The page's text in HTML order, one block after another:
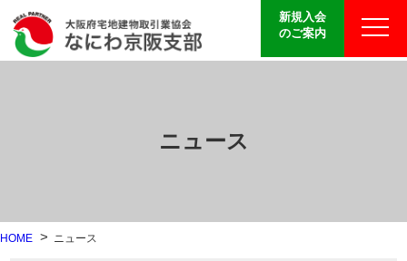
新規入会
のご案内
ニュース
HOME ニュース